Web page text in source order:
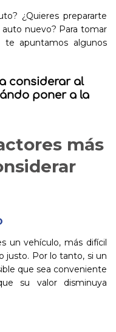
¿Quieres prepararte
nuevo? Para tomar
te apuntamos algunos
considerar al
poner a la
más
un vehículo, más difícil
justo. Por lo tanto, si un
que sea conveniente
su valor disminuya